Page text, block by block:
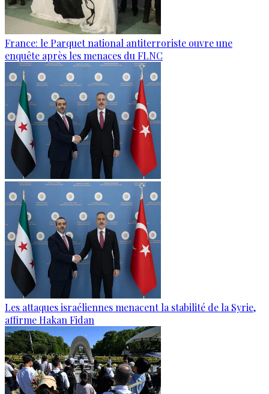
France: le Parquet national antiterroriste ouvre une
enquête après les menaces du FLNC
Les attaques israéliennes menacent la stabilité de la Syrie,
affirme Hakan Fidan